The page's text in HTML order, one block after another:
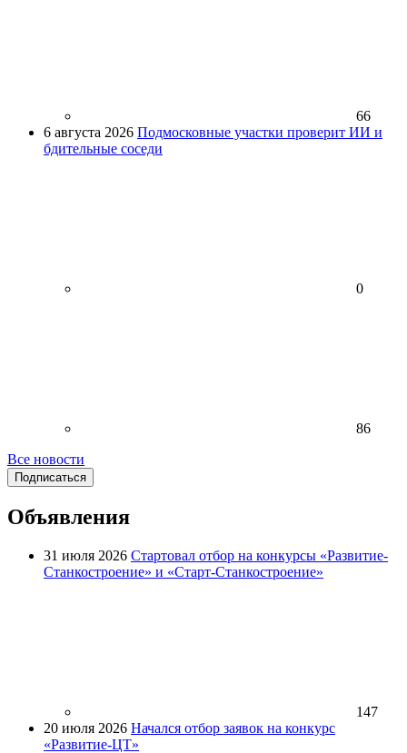
66
6 августа 2026 Подмосковные участки проверит ИИ и
бдительные соседи
0
86
Все новости
Подписаться
Объявления
31 июля 2026 Стартовал отбор на конкурсы «Развитие-
Станкостроение» и «Старт-Станкостроение»
147
20 июля 2026 Начался отбор заявок на конкурс
«Развитие-ЦТ»